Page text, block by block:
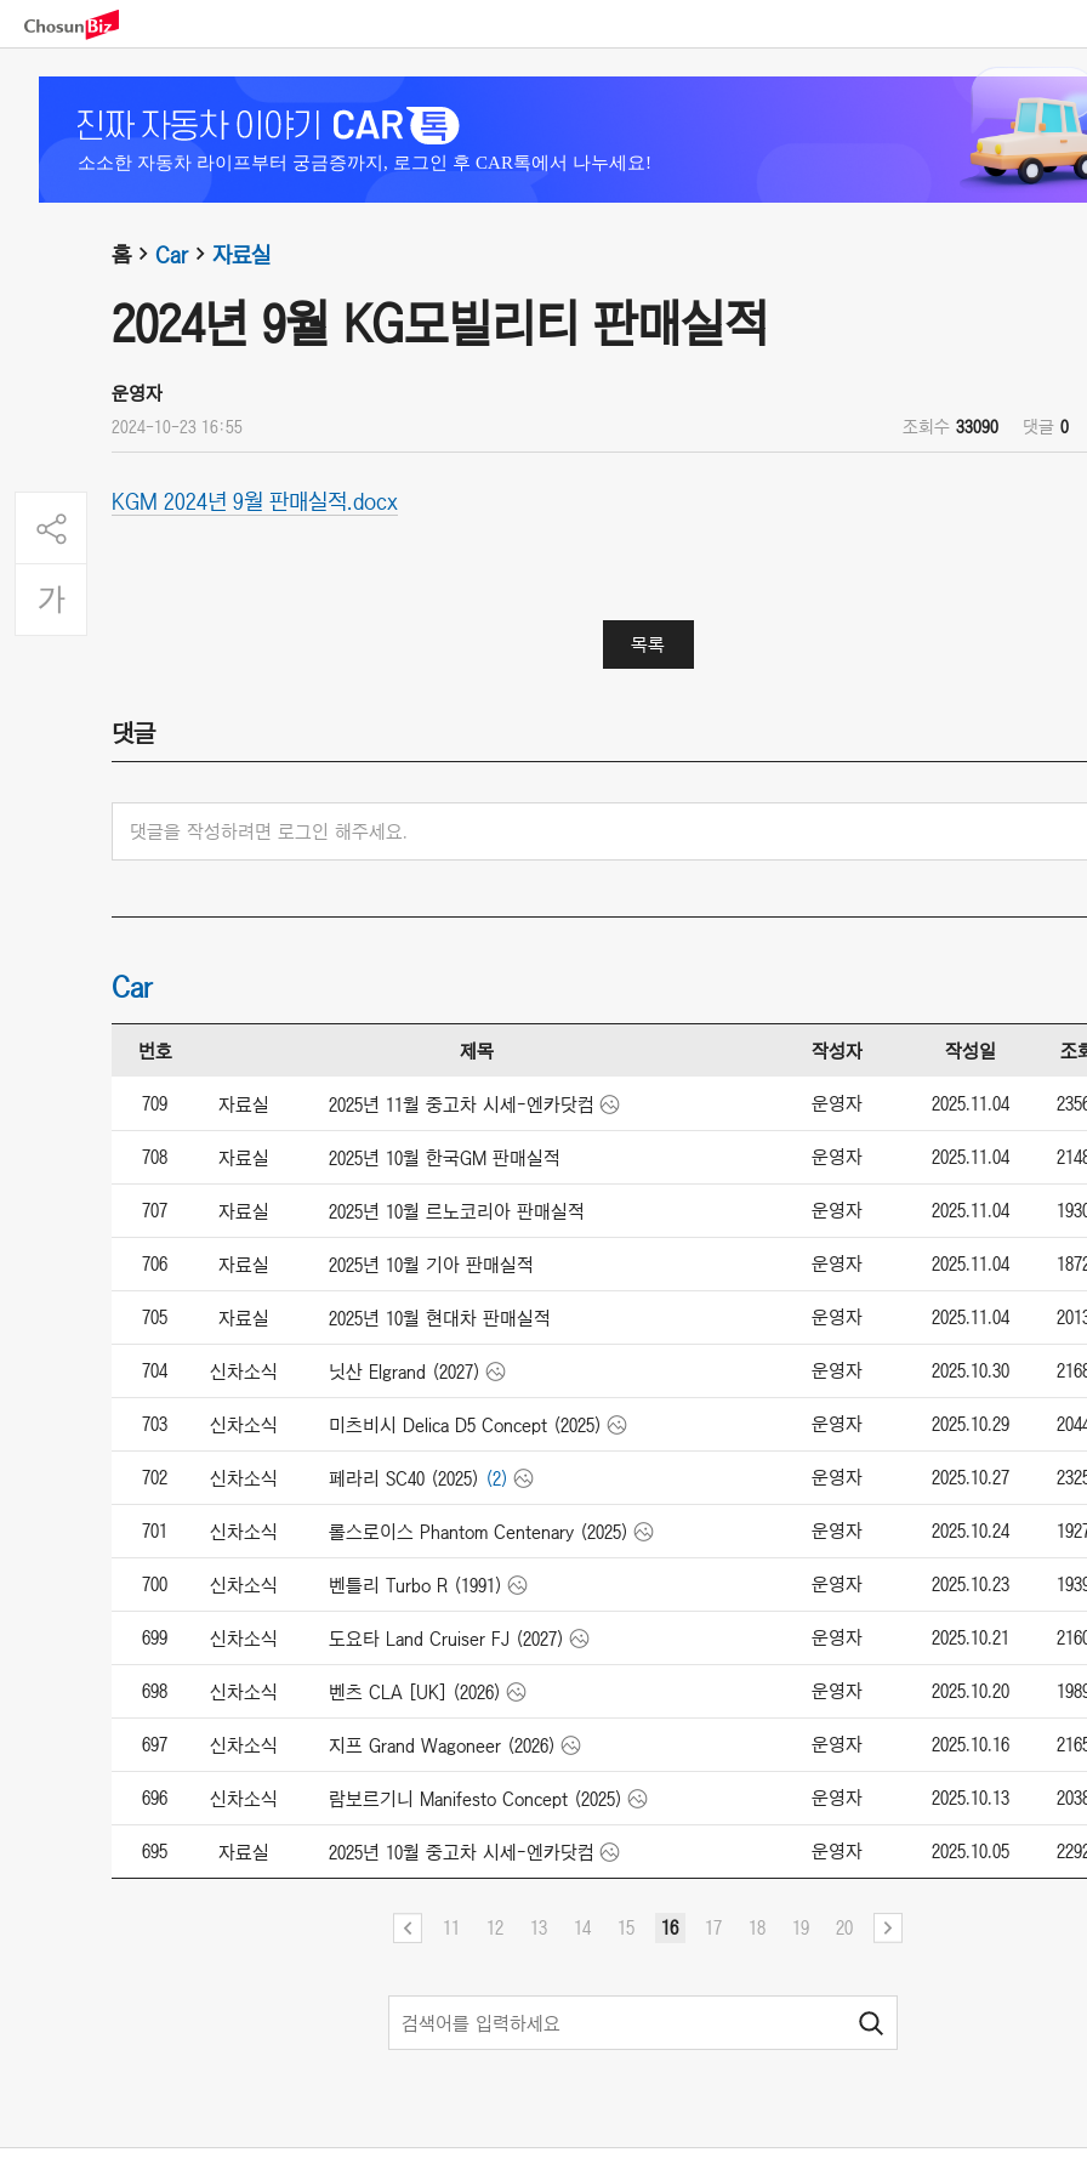
소소한 자동차 라이프부터 궁금증까지, 로그인 후 CAR톡에서 나누세요!
홈 Car 자료실
2024년 9월 KG모빌리티 판매실적
운영자
2024-10-23 16:55 조회수 33090 댓글 0
KGM 2024년 9월 판매실적.docx
목록
댓글
댓글을 작성하려면 로그인 해주세요.
Car
번호 제목 작성자 작성일 조
709 자료실 2025년 11월 중고차 시세-엔카닷컴 운영자 2025.11.04
708 자료실 2025년 10월 한국GM 판매실적 운영자 2025.11.04
707 자료실 2025년 10월 르노코리아 판매실적 운영자 2025.11.04
706 자료실 2025년 10월 기아 판매실적 운영자 2025.11.04
705 자료실 2025년 10월 현대차 판매실적 운영자 2025.11.04
704 신차소식 닛산 Elgrand (2027) 운영자 2025.10.30
703 신차소식 미츠비시 Delica D5 Concept (2025) 운영자 2025.10.29
702 신차소식 페라리 SC40 (2025) (2) 운영자 2025.10.27
701 신차소식 롤스로이스 Phantom Centenary (2025) 운영자 2025.10.24
700 신차소식 벤틀리 Turbo R (1991) 운영자 2025.10.23
699 신차소식 도요타 Land Cruiser FJ (2027) 운영자 2025.10.21
698 신차소식 벤츠 CLA [UK] (2026) 운영자 2025.10.20
697 신차소식 지프 Grand Wagoneer (2026) 운영자 2025.10.16
696 신차소식 람보르기니 Manifesto Concept (2025) 운영자 2025.10.13
695 자료실 2025년 10월 중고차 시세-엔카닷컴 운영자 2025.10.05
11 12 13 14 15 16 17 18 19 20